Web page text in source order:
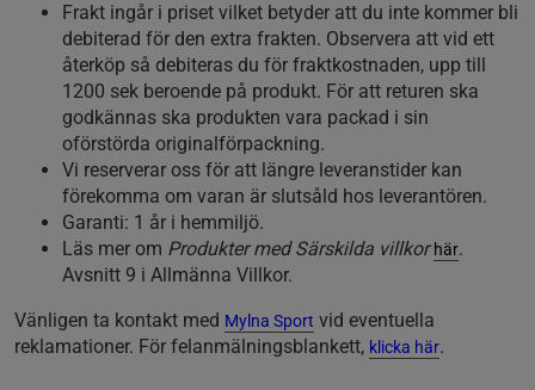
Frakt ingår i priset vilket betyder att du inte kommer bli
debiterad för den extra frakten. Observera att vid ett
återköp så debiteras du för fraktkostnaden, upp till
1200 sek beroende på produkt. För att returen ska
godkännas ska produkten vara packad i sin
oförstörda originalförpackning.
Vi reserverar oss för att längre leveranstider kan
förekomma om varan är slutsåld hos leverantören.
Garanti: 1 år i hemmiljö.
Läs mer om Produkter med Särskilda villkor här.
Avsnitt 9 i Allmänna Villkor.
Vänligen ta kontakt med Mylna Sport vid eventuella
reklamationer. För felanmälningsblankett, klicka här.